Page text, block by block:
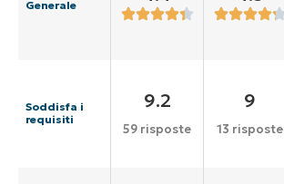
Generale
Soddisfa i
requisiti
9.2
59 risposte
9
13 risposte